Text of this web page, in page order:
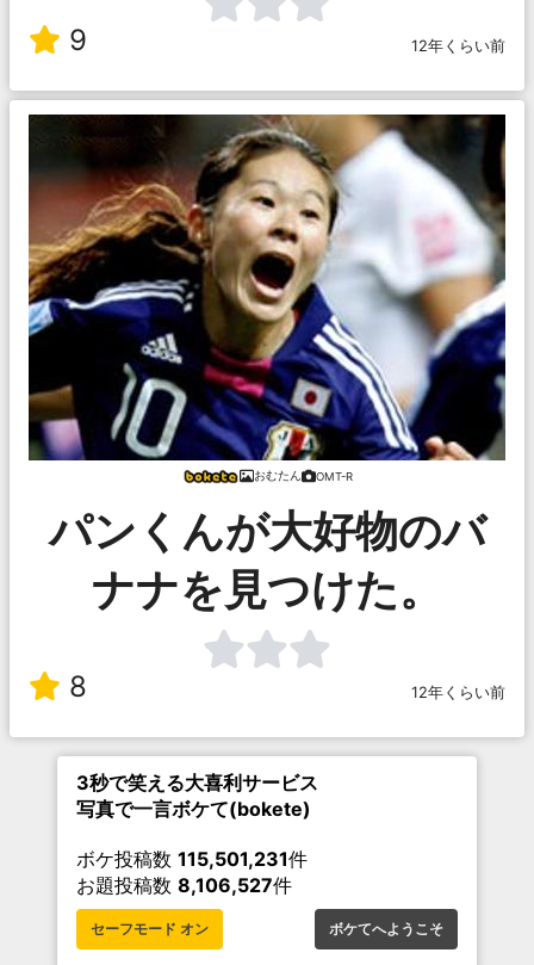
9 12年くらい前
おむたん OMT-R
パンくんが大好物のバ
ナナを見つけた。
8 12年くらい前
3秒で笑える大喜利サービス
写真で一言ボケて(bokete)
ボケ投稿数 115,501,231件
お題投稿数 8,106,527件
セーフモード オン ボケてへようこそ